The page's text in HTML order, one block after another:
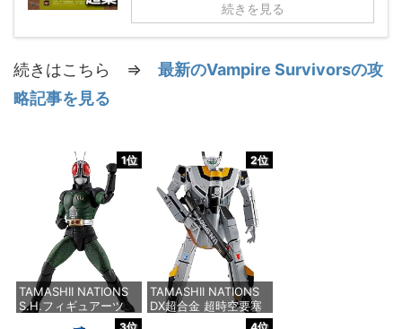
続きを見る
続きはこちら ⇒ 最新のVampire Survivorsの攻
略記事を見る
1位
TAMASHII NATIONS
S.H.フィギュアーツ
（真骨彫製法） 仮面ラ
2位
TAMASHII NATIONS
DX超合金 超時空要塞
マクロス VF-1S バル